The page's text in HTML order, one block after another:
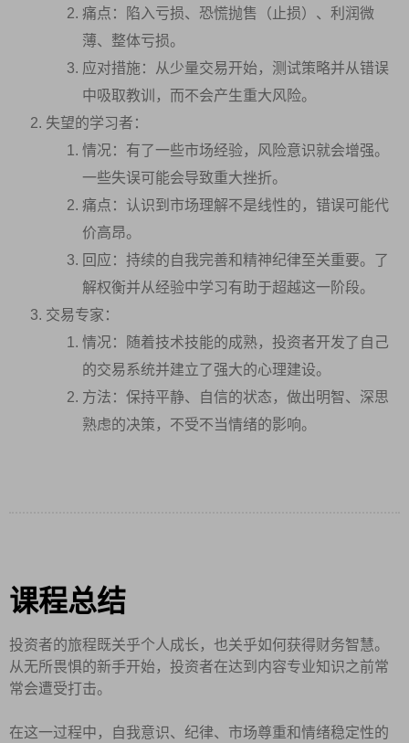
痛点：陷入亏损、恐慌抛售（止损）、利润微
薄、整体亏损。
应对措施：从少量交易开始，测试策略并从错误
中吸取教训，而不会产生重大风险。
失望的学习者：
情况：有了一些市场经验，风险意识就会增强。
一些失误可能会导致重大挫折。
痛点：认识到市场理解不是线性的，错误可能代
价高昂。
回应：持续的自我完善和精神纪律至关重要。了
解权衡并从经验中学习有助于超越这一阶段。
交易专家：
情况：随着技术技能的成熟，投资者开发了自己
的交易系统并建立了强大的心理建设。
方法：保持平静、自信的状态，做出明智、深思
熟虑的决策，不受不当情绪的影响。
课程总结
投资者的旅程既关乎个人成长，也关乎如何获得财务智慧。
从无所畏惧的新手开始，投资者在达到内容专业知识之前常
常会遭受打击。
在这一过程中，自我意识、纪律、市场尊重和情绪稳定性的